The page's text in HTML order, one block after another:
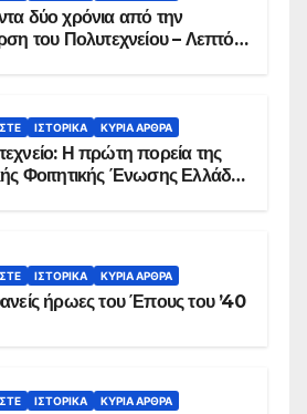
δύο χρόνια από την
του Πολυτεχνείου – Λεπτό
ΙΣΤΟΡΙΚΆ ΚΥΡΙΑ ΑΡΘΡΑ
Η πρώτη πορεία της
Φοιτητικής Ένωσης Ελλάδος
ΙΣΤΟΡΙΚΆ ΚΥΡΙΑ ΑΡΘΡΑ
ήρωες του Έπους του ’40
ΙΣΤΟΡΙΚΆ ΚΥΡΙΑ ΑΡΘΡΑ